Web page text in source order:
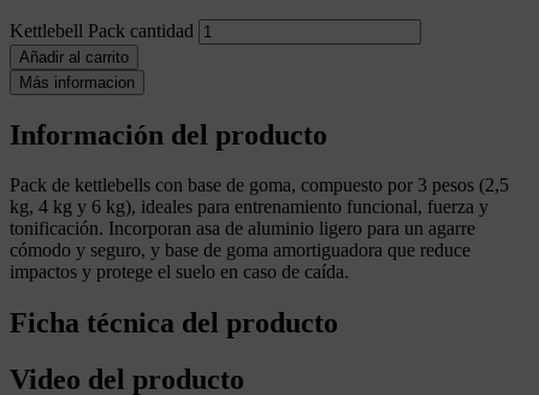
Kettlebell Pack cantidad
Añadir al carrito
Más informacion
Información del producto
Pack de kettlebells con base de goma, compuesto por 3 pesos (2,5
kg, 4 kg y 6 kg), ideales para entrenamiento funcional, fuerza y
tonificación. Incorporan asa de aluminio ligero para un agarre
cómodo y seguro, y base de goma amortiguadora que reduce
impactos y protege el suelo en caso de caída.
Ficha técnica del producto
Video del producto